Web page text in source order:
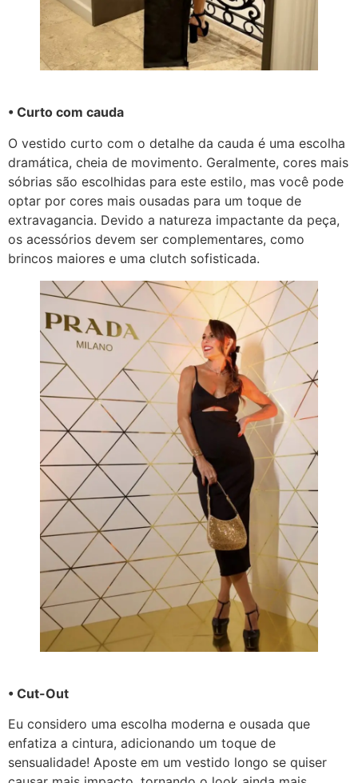
• Curto com cauda
O vestido curto com o detalhe da cauda é uma escolha
dramática, cheia de movimento. Geralmente, cores mais
sóbrias são escolhidas para este estilo, mas você pode
optar por cores mais ousadas para um toque de
extravagancia. Devido a natureza impactante da peça,
os acessórios devem ser complementares, como
brincos maiores e uma clutch sofisticada.
• Cut-Out
Eu considero uma escolha moderna e ousada que
enfatiza a cintura, adicionando um toque de
sensualidade! Aposte em um vestido longo se quiser